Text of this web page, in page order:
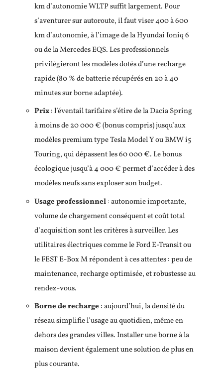
km d’autonomie WLTP suffit largement. Pour
s’aventurer sur autoroute, il faut viser 400 à 600
km d’autonomie, à l’image de la Hyundai Ioniq 6
ou de la Mercedes EQS. Les professionnels
privilégieront les modèles dotés d’une recharge
rapide (80 % de batterie récupérés en 20 à 40
minutes sur borne adaptée).
Prix: l’éventail tarifaire s’étire de la Dacia Spring
à moins de 20 000 € (bonus compris) jusqu’aux
modèles premium type Tesla Model Y ou BMW i5
Touring, qui dépassent les 60 000 €. Le bonus
écologique jusqu’à 4 000 € permet d’accéder à des
modèles neufs sans exploser son budget.
Usage professionnel: autonomie importante,
volume de chargement conséquent et coût total
d’acquisition sont les critères à surveiller. Les
utilitaires électriques comme le Ford E-Transit ou
le FEST E-Box M répondent à ces attentes : peu de
maintenance, recharge optimisée, et robustesse au
rendez-vous.
Borne de recharge : aujourd’hui, la densité du
réseau simplifie l’usage au quotidien, même en
dehors des grandes villes. Installer une borne à la
maison devient également une solution de plus en
plus courante.